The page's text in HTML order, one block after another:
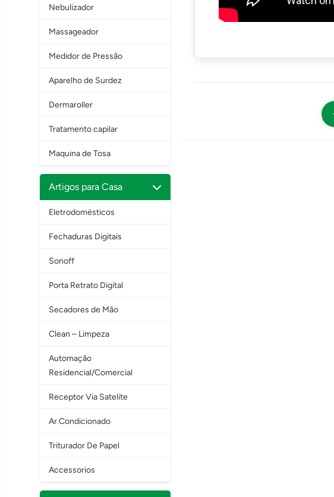
Nebulizador
Massageador
Medidor de Pressão
Aparelho de Surdez
Dermaroller
Tratamento capilar
Maquina de Tosa
Artigos para Casa
Eletrodomésticos
Fechaduras Digitais
Sonoff
Porta Retrato Digital
Secadores de Mão
Clean – Limpeza
Automação
Residencial/Comercial
Receptor Via Satelite
Ar Condicionado
Triturador De Papel
Accessorios